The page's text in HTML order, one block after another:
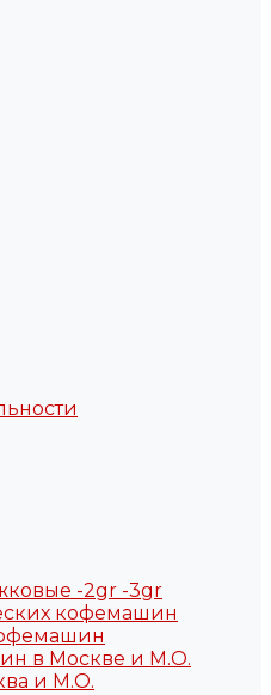
-2gr -3gr
кофемашин
в Москве и М.О.
и М.О.